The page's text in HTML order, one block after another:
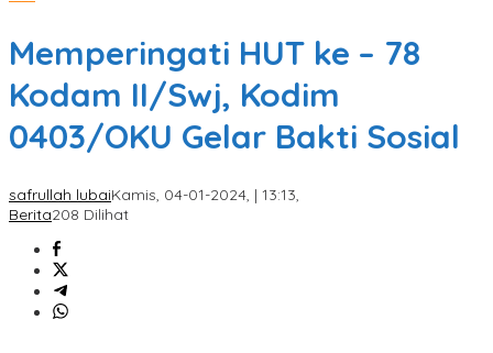
Memperingati HUT ke – 78
Kodam II/Swj, Kodim
0403/OKU Gelar Bakti Sosial
safrullah lubaiKamis, 04-01-2024, | 13:13,
Berita208 Dilihat